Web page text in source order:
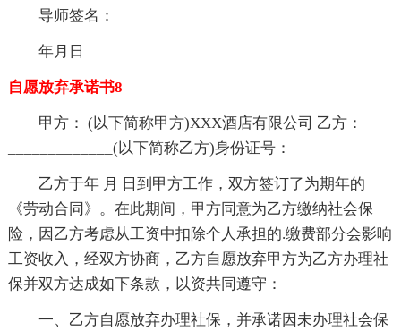
导师签名：
年月日
自愿放弃承诺书8
甲方： (以下简称甲方)XXX酒店有限公司 乙方：
_____________(以下简称乙方)身份证号：
乙方于年 月 日到甲方工作，双方签订了为期年的
《劳动合同》。在此期间，甲方同意为乙方缴纳社会保
险，因乙方考虑从工资中扣除个人承担的.缴费部分会影响
工资收入，经双方协商，乙方自愿放弃甲方为乙方办理社
保并双方达成如下条款，以资共同遵守：
一、乙方自愿放弃办理社保，并承诺因未办理社会保